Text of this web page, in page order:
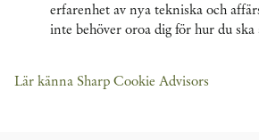
erfarenhet av nya tekniska och
inte behöver oroa dig för hur du ska
Lär känna Sharp Cookie Advisors